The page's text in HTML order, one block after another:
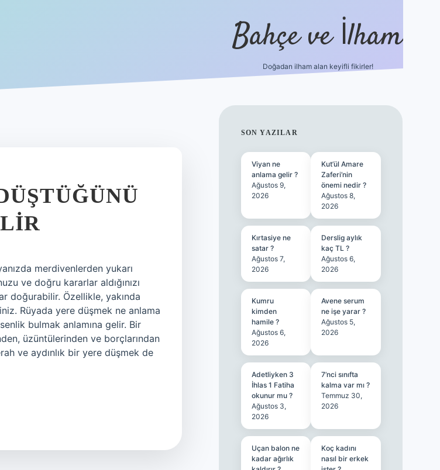
Bahçe ve İlham
Doğadan ilham alan keyifli fikirler!
merdivenlerden yukarı
ve doğru kararlar aldığınızı
doğurabilir. Özellikle, yakında
Rüyada yere düşmek ne anlama
bulmak anlamına gelir. Bir
üzüntülerinden ve borçlarından
ve aydınlık bir yere düşmek de
SIDEBAR
SON YAZILAR
Viyan ne
anlama gelir ?
Ağustos 9,
2026
Kut’ül Amare
Zaferi’nin
önemi nedir ?
Ağustos 8,
2026
Kırtasiye ne
satar ?
Ağustos 7,
2026
Derslig aylık
kaç TL ?
Ağustos 6,
2026
Kumru
kimden
hamile ?
Ağustos 6,
2026
Avene serum
ne işe yarar ?
Ağustos 5,
2026
Adetliyken 3
İhlas 1 Fatiha
okunur mu ?
Ağustos 3,
2026
7’nci sınıfta
kalma var mı ?
Temmuz 30,
2026
Uçan balon ne
kadar ağırlık
Koç kadını
nasıl bir erkek
ilbet yeni giriş betexper